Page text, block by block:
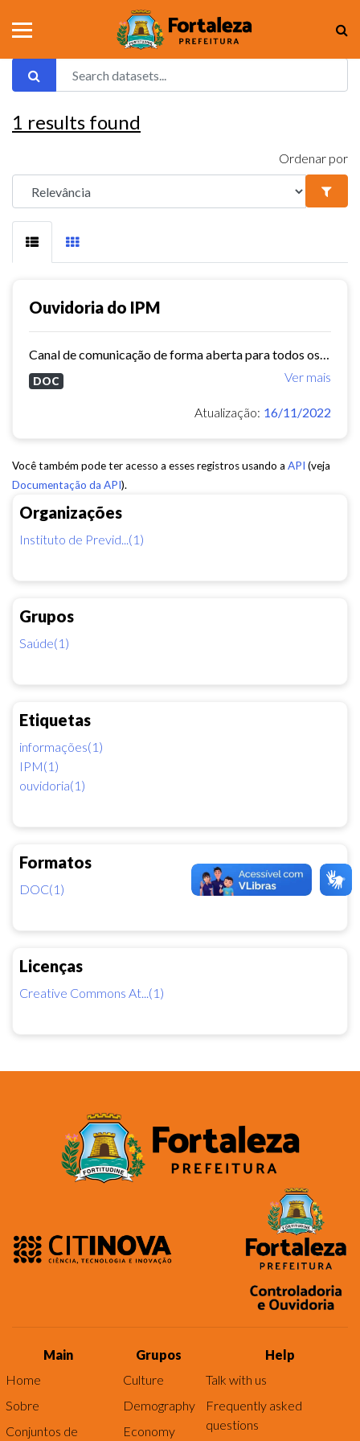
Organizações
Instituto de Previd...(1)
Grupos
Saúde(1)
Etiquetas
informações(1)
IPM(1)
ouvidoria(1)
Formatos
DOC(1)
Licenças
Creative Commons At...(1)
1 results found
Ordenar por
Ouvidoria do IPM
Ver mais
DOC
Atualização: 16/11/2022
Você também pode ter acesso a esses registros usando a API (veja
Documentação da API).
Main
Home
Sobre
Conjuntos de
Grupos
Culture
Demography
Economy
Help
Talk with us
Frequently asked
questions